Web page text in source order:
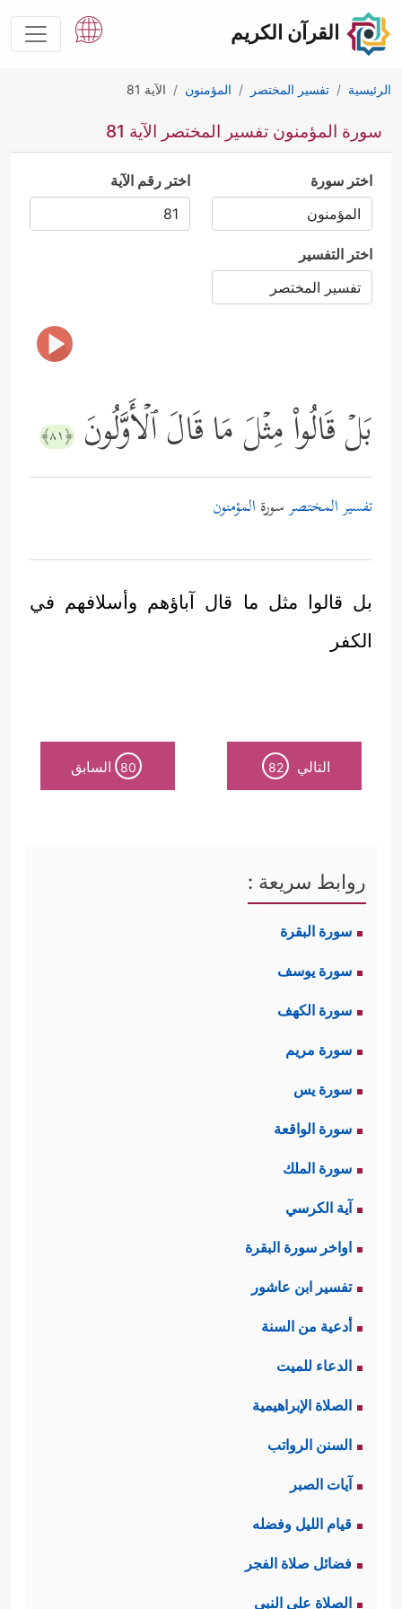
القرآن الكريم
الرئيسية تفسير المختصر المؤمنون الآية 81
سورة المؤمنون تفسير المختصر الآية 81
اختر سورة اختر رقم الآية
اختر التفسير
بَلۡ قَالُواْ مِثۡلَ مَا قَالَ ٱلۡأَوَّلُونَ ﴿٨١﴾
تفسير المختصرسورة المؤمنون
بل قالوا مثل ما قال آباؤهم وأسلافهم في
الكفر
التالي 82
80 السابق
روابط سريعة :
سورة البقرة
سورة يوسف
سورة الكهف
سورة مريم
سورة يس
سورة الواقعة
سورة الملك
آية الكرسي
اواخر سورة البقرة
تفسير ابن عاشور
أدعية من السنة
الدعاء للميت
الصلاة الإبراهيمية
السنن الرواتب
آيات الصبر
قيام الليل وفضله
فضائل صلاة الفجر
الصلاة على النبي